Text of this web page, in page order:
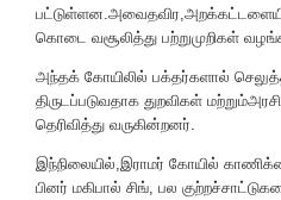
கொடை வசூலித்து பற்றுமுறிகள்
அந்தக் கோயிலில் பக்தர்களால்
திருடப்​படு​வ​தாக துறவி​கள்
தெரி​வித்து வருகின்ற​னர்.
இந்​நிலை​யில்,இராமர் கோயில்
பினர் மகிபால் சிங், பல